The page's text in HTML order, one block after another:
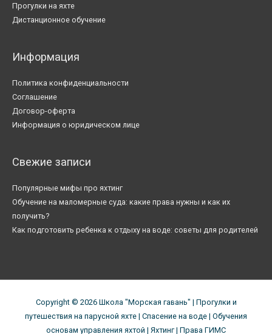
Прогулки на яхте
Дистанционное обучение
Информация
Политика конфиденциальности
Соглашение
Договор-оферта
Информация о юридическом лице
Свежие записи
Популярные мифы про яхтинг
Обучение на маломерные суда: какие права нужны и как их
получить?
Как подготовить ребенка к отдыху на воде: советы для родителей
Copyright © 2026 Школа "Морская гавань" | Прогулки и
путешествия на парусной яхте | Спасение на воде | Обучения
основам управления яхтой | Яхтинг | Права ГИМС